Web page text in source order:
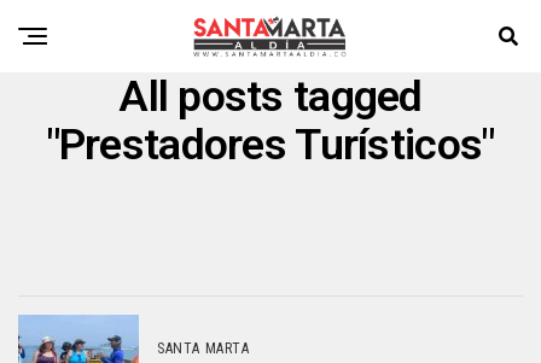
All posts tagged
"Prestadores Turísticos"
SANTA MARTA